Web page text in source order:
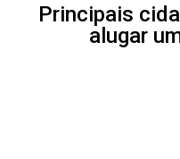
Principais
alugar